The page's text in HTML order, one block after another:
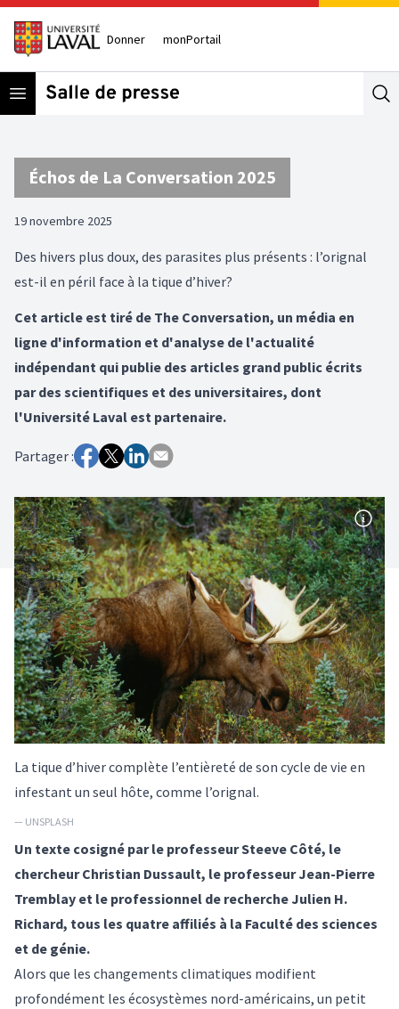
Donner monPortail
Open menu
Échos de La Conversation 2025
19 novembre 2025
Des hivers plus doux, des parasites plus présents : l’orignal
est-il en péril face à la tique d’hiver?
Cet article est tiré de The Conversation, un média en
ligne d'information et d'analyse de l'actualité
indépendant qui publie des articles grand public écrits
par des scientifiques et des universitaires, dont
l'Université Laval est partenaire.
Partager :
La tique d’hiver complète l’entièreté de son cycle de vie en
infestant un seul hôte, comme l’orignal.
— UNSPLASH
Un texte cosigné par le professeurSteeve Côté, le
chercheurChristian Dussault, le professeurJean-Pierre
Tremblay et le professionnel de recherche Julien H.
Richard, tous les quatre affiliés à la Faculté des sciences
et de génie.
Alors que les changements climatiques modifient
profondément les écosystèmes nord-américains, un petit